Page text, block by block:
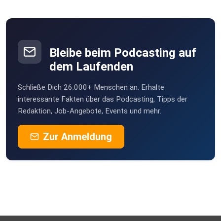
Hamburg
Wacka
Weissach
Bleibe beim Podcasting auf
dem Laufenden
Schließe Dich 26.000+ Menschen an. Erhalte
interessante Fakten über das Podcasting, Tipps der
Redaktion, Job-Angebote, Events und mehr.
Zur Anmeldung